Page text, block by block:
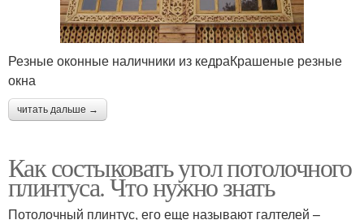
Резные оконные наличники из кедраКрашеные резные
окна
читать дальше →
Как состыковать угол потолочного
плинтуса. Что нужно знать
Потолочный плинтус, его еще называют галтелей –